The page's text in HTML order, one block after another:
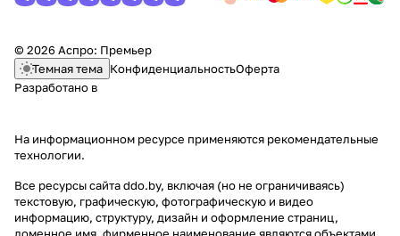
© 2026 Аспро: Премьер
Темная тема КонфиденциальностьОферта
Разработано в
На информационном ресурсе применяются рекомендательные
технологии.
Все ресурсы сайта ddo.by, включая (но не ограничиваясь)
текстовую, графическую, фотографическую и видео
информацию, структуру, дизайн и оформление страниц,